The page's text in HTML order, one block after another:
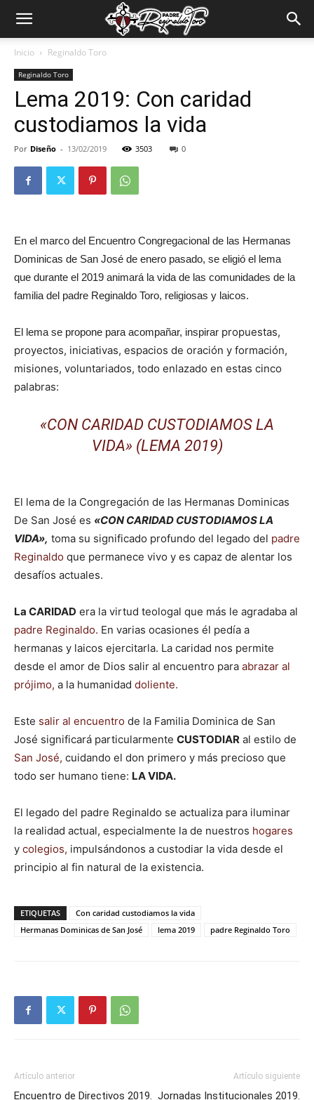
Padre
Reginaldo
Inicio Reginaldo Toro
Reginaldo Toro
Lema 2019: Con caridad
custodiamos la vida
Por Diseño - 13/02/2019 3503 0
En el marco del Encuentro Congregacional de las Hermanas
Dominicas de San José de enero pasado, se eligió el lema
que durante el 2019 animará la vida de las comunidades de la
familia del padre Reginaldo Toro, religiosas y laicos.
El lema se propone para acompañar, inspirar propuestas,
proyectos, iniciativas, espacios de oración y formación,
misiones, voluntariados, todo enlazado en estas cinco
palabras:
«CON CARIDAD CUSTODIAMOS LA
VIDA» (LEMA 2019)
El lema de la Congregación de las Hermanas Dominicas
De San José es «CON CARIDAD CUSTODIAMOS LA
VIDA», toma su significado profundo del legado del padre
Reginaldo que permanece vivo y es capaz de alentar los
desafíos actuales.
La CARIDAD era la virtud teologal que más le agradaba al
padre Reginaldo. En varias ocasiones él pedía a
hermanas y laicos ejercitarla. La caridad nos permite
desde el amor de Dios salir al encuentro para abrazar al
prójimo, a la humanidad doliente.
Este salir al encuentro de la Familia Dominica de San
José significará particularmente CUSTODIAR al estilo de
San José, cuidando el don primero y más precioso que
todo ser humano tiene: LA VIDA.
El legado del padre Reginaldo se actualiza para iluminar
la realidad actual, especialmente la de nuestros hogares
y colegios, impulsándonos a custodiar la vida desde el
principio al fin natural de la existencia.
ETIQUETAS
Con caridad custodiamos la vida
Hermanas Dominicas de San José
lema 2019 padre Reginaldo Toro
Artículo anterior
Encuentro de Directivos 2019.
Artículo siguiente
Jornadas Institucionales 2019.